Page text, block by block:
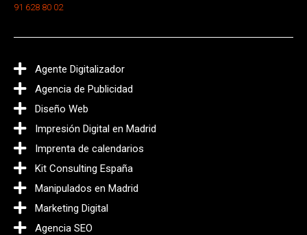
91 628 80 02
Agente Digitalizador
Agencia de Publicidad
Diseño Web
Impresión Digital en Madrid
Imprenta de calendarios
Kit Consulting España
Manipulados en Madrid
Marketing Digital
Agencia SEO